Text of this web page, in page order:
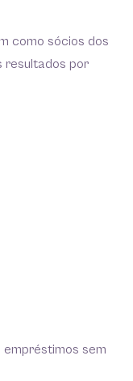
como sócios dos
resultados por
sem